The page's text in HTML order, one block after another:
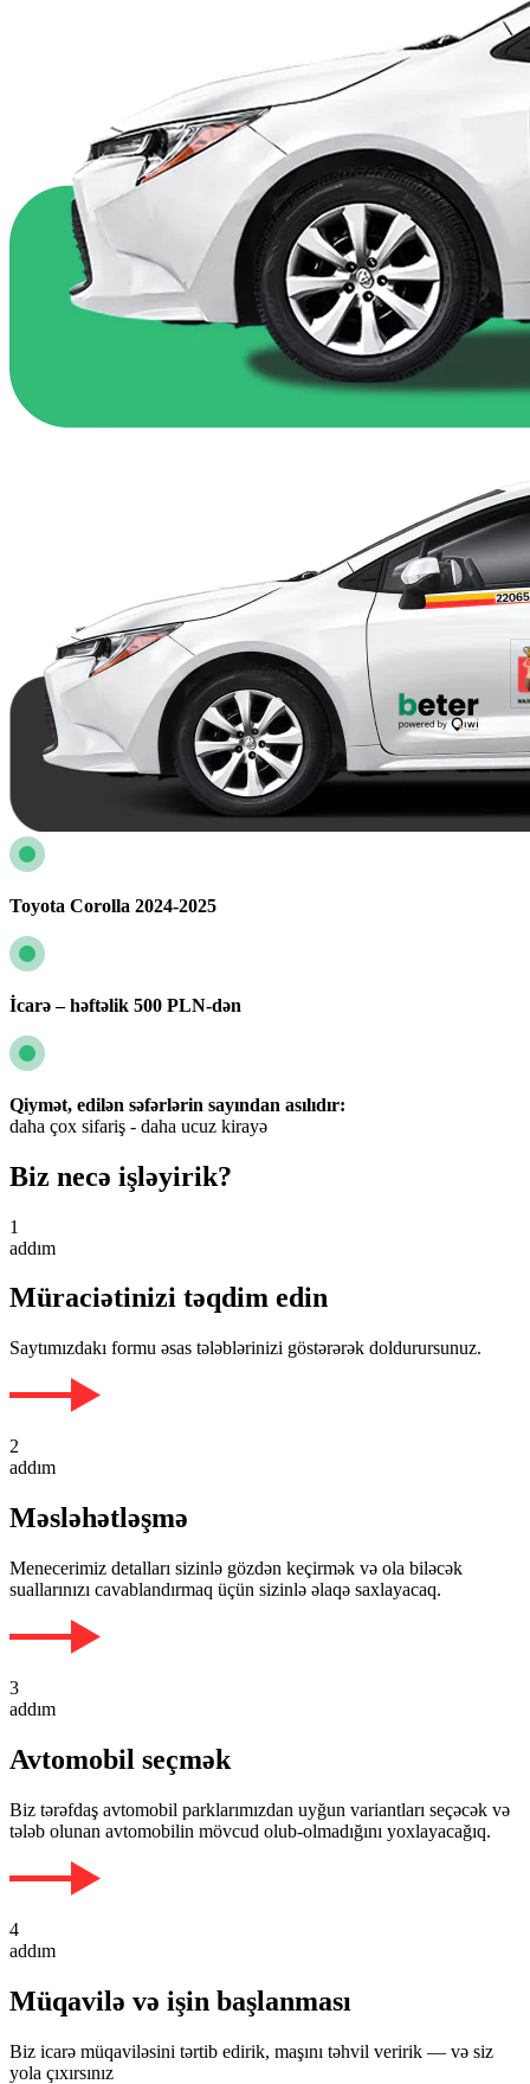
Toyota Corolla 2024-2025
İcarə – həftəlik 500 PLN-dən
Qiymət, edilən səfərlərin sayından asılıdır:
daha çox sifariş - daha ucuz kirayə
Biz necə işləyirik?
1
addım
Müraciətinizi təqdim edin
Saytımızdakı formu əsas tələblərinizi göstərərək doldurursunuz.
2
addım
Məsləhətləşmə
Menecerimiz detalları sizinlə gözdən keçirmək və ola biləcək
suallarınızı cavablandırmaq üçün sizinlə əlaqə saxlayacaq.
3
addım
Avtomobil seçmək
Biz tərəfdaş avtomobil parklarımızdan uyğun variantları seçəcək və
tələb olunan avtomobilin mövcud olub-olmadığını yoxlayacağıq.
4
addım
Müqavilə və işin başlanması
Biz icarə müqaviləsini tərtib edirik, maşını təhvil veririk — və siz
yola çıxırsınız